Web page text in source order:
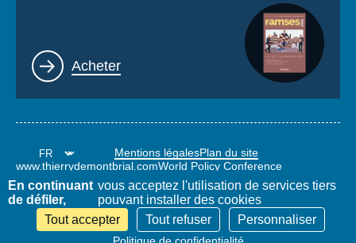
Lien
Acheter
Mentions légalesPlan du site
www.thierrydemontbrial.comWorld Policy Conference
En continuant
de défiler,
vous acceptez l'utilisation de services tiers
pouvant installer des cookies
Tout accepter
Tout refuser Personnaliser